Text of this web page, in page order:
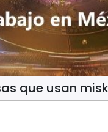
que usan